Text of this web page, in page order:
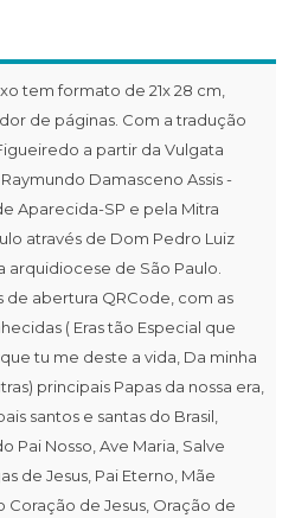
tem formato de 21x 28 cm,
de páginas. Com a tradução
a partir da Vulgata
Damasceno Assis -
Aparecida-SP e pela Mitra
através de Dom Pedro Luiz
arquidiocese de São Paulo.
abertura QRCode, com as
( Eras tão Especial que
tu me deste a vida, Da minha
principais Papas da nossa era,
santos e santas do Brasil,
Pai Nosso, Ave Maria, Salve
de Jesus, Pai Eterno, Mãe
Coração de Jesus, Oração de